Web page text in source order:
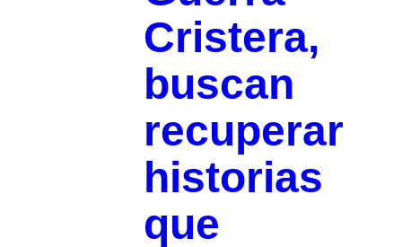
Cristera,
buscan
recuperar
historias
que